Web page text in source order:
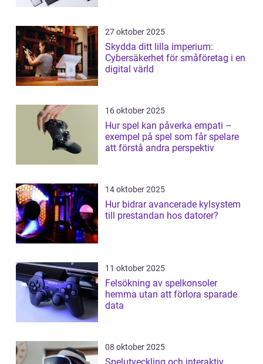
27 oktober 2025
Skydda ditt lilla imperium:
Cybersäkerhet för småföretag i en
digital värld
16 oktober 2025
Hur spel kan påverka empati –
exempel på spel som får spelare
att förstå andra perspektiv
14 oktober 2025
Hur bidrar avancerade kylsystem
till prestandan hos datorer?
11 oktober 2025
Felsökning av spelkonsoler
hemma utan att förlora sparade
data
08 oktober 2025
Spelutveckling och interaktiv